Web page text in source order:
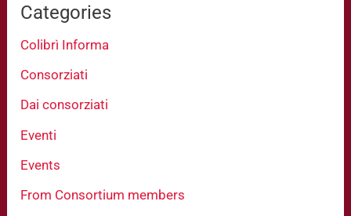
Categories
Colibrì Informa
Consorziati
Dai consorziati
Eventi
Events
From Consortium members